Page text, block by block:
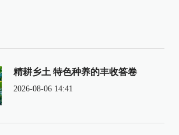
精耕乡土 特色种养的丰收答卷
2026-08-06 14:41